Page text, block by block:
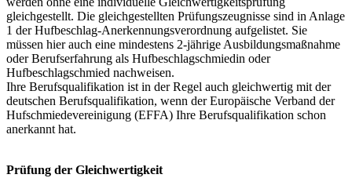
gleichgestellt. Die gleichgestellten Prüfungszeugnisse sind in Anlage
1 der Hufbeschlag-Anerkennungsverordnung aufgelistet. Sie
müssen hier auch eine mindestens 2-jährige Ausbildungsmaßnahme
oder Berufserfahrung als Hufbeschlagschmiedin oder
Hufbeschlagschmied nachweisen.
Ihre Berufsqualifikation ist in der Regel auch gleichwertig mit der
deutschen Berufsqualifikation, wenn der Europäische Verband der
Hufschmiedevereinigung (EFFA) Ihre Berufsqualifikation schon
anerkannt hat.
Prüfung der Gleichwertigkeit